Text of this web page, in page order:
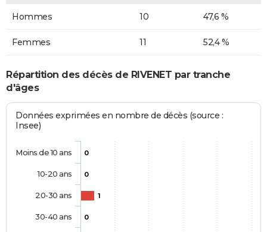
Hommes 10 47,6 %
Femmes 11 52,4 %
Répartition des décès de RIVENET par tranche
d'âges
Données exprimées en nombre de décès (source :
Insee)
0
0
1
0
Moins de 10 ans
10-20 ans
20-30 ans
30-40 ans